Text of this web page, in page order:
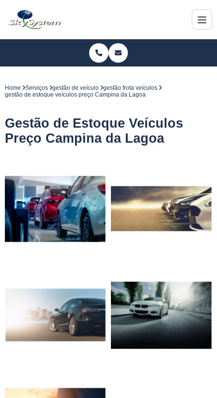
Home Serviços gestão de veículo
gestão frota veículos
gestão de estoque veículos preço Campina da Lagoa
Gestão de Estoque Veículos
Preço Campina da Lagoa